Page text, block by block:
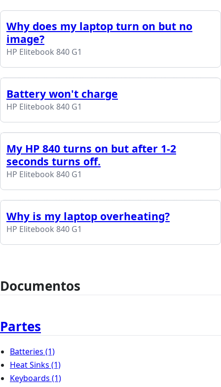
Why does my laptop turn on but no
image?
HP Elitebook 840 G1
Battery won't charge
HP Elitebook 840 G1
My HP 840 turns on but after 1-2
seconds turns off.
HP Elitebook 840 G1
Why is my laptop overheating?
HP Elitebook 840 G1
Documentos
Partes
Batteries (1)
Heat Sinks (1)
Keyboards (1)